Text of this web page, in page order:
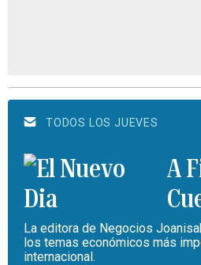
TODOS LOS JUEVES
A
La editora de Negocios
los temas económicos más
internacional.